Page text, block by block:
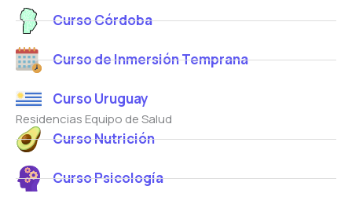
Curso Córdoba
Curso de Inmersión Temprana
Curso Uruguay
Residencias Equipo de Salud
Curso Nutrición
Curso Psicología